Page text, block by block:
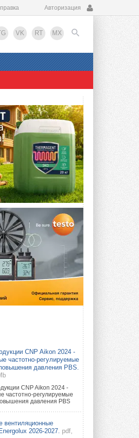
Авторизация
VK RT MX
EN
CNP Aikon 2024 -
частотно-регулируемые
давления PBS.
CNP Aikon 2024 -
частотно-регулируемые
давления PBS
вентиляционные
2026-2027. pdf,